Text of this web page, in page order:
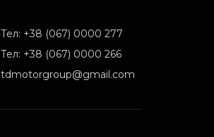
Тел: +38 (067) 0000 277
Тел: +38 (067) 0000 266
tdmotorgroup@gmail.com